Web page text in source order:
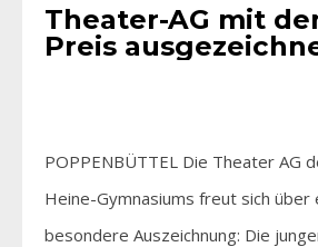
Theater-AG mit
Preis
POPPENBÜTTEL Die Theater AG
Heine-Gymnasiums freut sich über
besondere Auszeichnung: Die